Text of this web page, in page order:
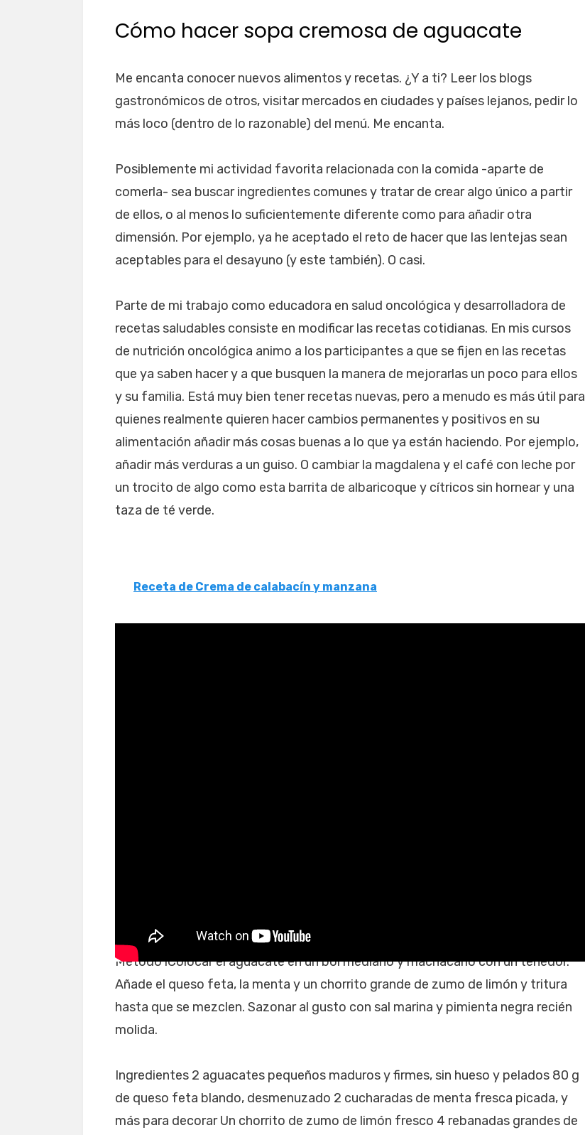
Cómo hacer sopa cremosa de aguacate
Me encanta conocer nuevos alimentos y recetas. ¿Y a ti? Leer los blogs
gastronómicos de otros, visitar mercados en ciudades y países lejanos, pedir lo
más loco (dentro de lo razonable) del menú. Me encanta.
Posiblemente mi actividad favorita relacionada con la comida -aparte de
comerla- sea buscar ingredientes comunes y tratar de crear algo único a partir
de ellos, o al menos lo suficientemente diferente como para añadir otra
dimensión. Por ejemplo, ya he aceptado el reto de hacer que las lentejas sean
aceptables para el desayuno (y este también). O casi.
Parte de mi trabajo como educadora en salud oncológica y desarrolladora de
recetas saludables consiste en modificar las recetas cotidianas. En mis cursos
de nutrición oncológica animo a los participantes a que se fijen en las recetas
que ya saben hacer y a que busquen la manera de mejorarlas un poco para ellos
y su familia. Está muy bien tener recetas nuevas, pero a menudo es más útil para
quienes realmente quieren hacer cambios permanentes y positivos en su
alimentación añadir más cosas buenas a lo que ya están haciendo. Por ejemplo,
añadir más verduras a un guiso. O cambiar la magdalena y el café con leche por
un trocito de algo como esta barrita de albaricoque y cítricos sin hornear y una
taza de té verde.
Receta de Crema de calabacín y manzana
Método1Colocar el aguacate en un bol mediano y machacarlo con un tenedor.
Añade el queso feta, la menta y un chorrito grande de zumo de limón y tritura
hasta que se mezclen. Sazonar al gusto con sal marina y pimienta negra recién
molida.
Ingredientes 2 aguacates pequeños maduros y firmes, sin hueso y pelados 80 g
de queso feta blando, desmenuzado 2 cucharadas de menta fresca picada, y
más para decorar Un chorrito de zumo de limón fresco 4 rebanadas grandes de